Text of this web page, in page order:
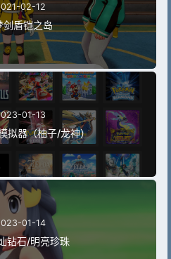
02-12
剑盾铠之岛
01-13
拟器（柚子/龙神）
01-14
钻石/明亮珍珠